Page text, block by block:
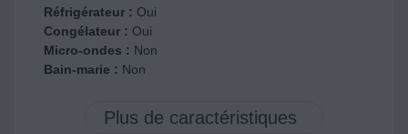
Réfrigérateur : Oui
Congélateur : Oui
Micro-ondes : Non
Bain-marie : Non